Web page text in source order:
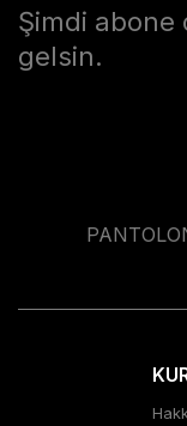
Şimdi
gelsin.